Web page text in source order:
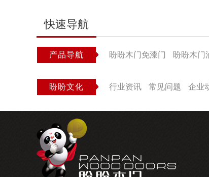
快速导航
产品导航 盼盼木门免漆门 盼盼木门
盼盼文化 行业资讯 常见问题 企业